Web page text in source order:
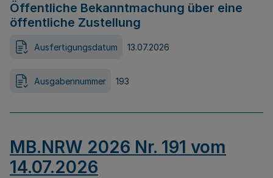
Öffentliche Bekanntmachung über eine
öffentliche Zustellung
Ausfertigungsdatum 13.07.2026
Ausgabennummer 193
MB.NRW 2026 Nr. 191 vom
14.07.2026